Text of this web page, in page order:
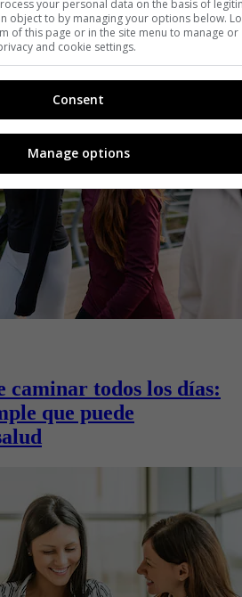
caminar todos los días:
que puede
your personal data on the basis of
object to by managing your options below.
of this page or in the site menu to manage or
and cookie settings.
Consent
Manage options